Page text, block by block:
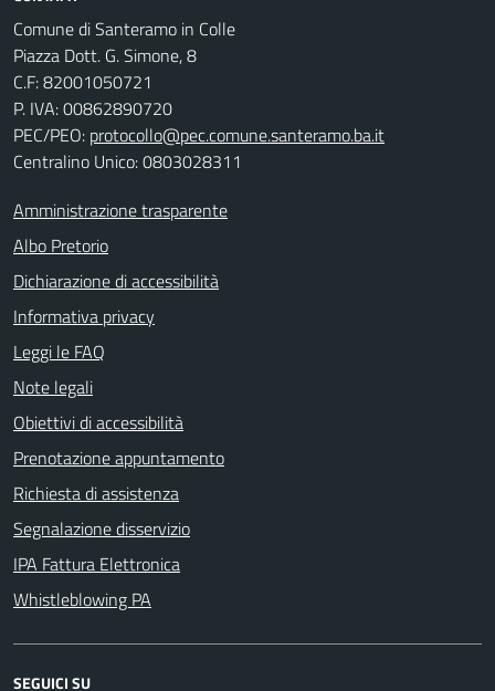
Comune di Santeramo in Colle
Piazza Dott. G. Simone, 8
C.F:82001050721
P. IVA:00862890720
PEC/PEO: protocollo@pec.comune.santeramo.ba.it
Centralino Unico: 0803028311
Amministrazione trasparente
Albo Pretorio
Dichiarazione di accessibilità
Informativa privacy
Leggi le FAQ
Note legali
Obiettivi di accessibilità
Prenotazione appuntamento
Richiesta di assistenza
Segnalazione disservizio
IPA Fattura Elettronica
Whistleblowing PA
SEGUICI SU